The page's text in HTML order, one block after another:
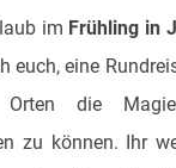
im Frühling in
euch, eine
Orten die
zu können. Ihr